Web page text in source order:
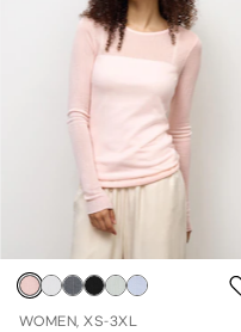
WOMEN, XS-3XL